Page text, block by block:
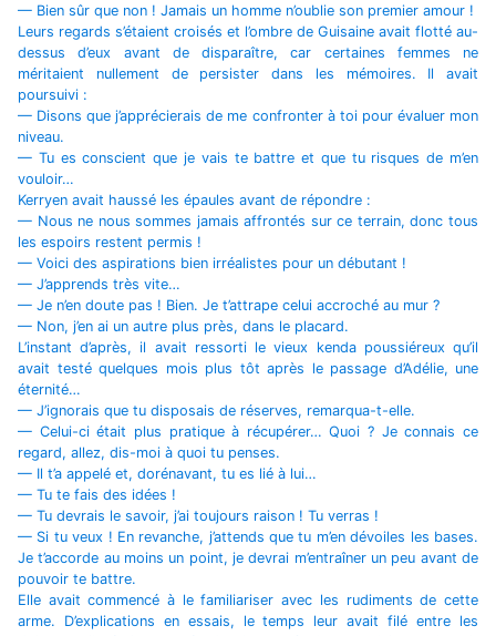
— Bien sûr que non ! Jamais un homme n’oublie son premier amour !
Leurs regards s’étaient croisés et l’ombre de Guisaine avait flotté au-
dessus d’eux avant de disparaître, car certaines femmes ne
méritaient nullement de persister dans les mémoires. Il avait
poursuivi :
— Disons que j’apprécierais de me confronter à toi pour évaluer mon
niveau.
— Tu es conscient que je vais te battre et que tu risques de m’en
vouloir…
Kerryen avait haussé les épaules avant de répondre :
— Nous ne nous sommes jamais affrontés sur ce terrain, donc tous
les espoirs restent permis !
— Voici des aspirations bien irréalistes pour un débutant !
— J’apprends très vite…
— Je n’en doute pas ! Bien. Je t’attrape celui accroché au mur ?
— Non, j’en ai un autre plus près, dans le placard.
L’instant d’après, il avait ressorti le vieux kenda poussiéreux qu’il
avait testé quelques mois plus tôt après le passage d’Adélie, une
éternité…
— J’ignorais que tu disposais de réserves, remarqua-t-elle.
— Celui-ci était plus pratique à récupérer… Quoi ? Je connais ce
regard, allez, dis-moi à quoi tu penses.
— Il t’a appelé et, dorénavant, tu es lié à lui…
— Tu te fais des idées !
— Tu devrais le savoir, j’ai toujours raison ! Tu verras !
— Si tu veux ! En revanche, j’attends que tu m’en dévoiles les bases.
Je t’accorde au moins un point, je devrai m’entraîner un peu avant de
pouvoir te battre.
Elle avait commencé à le familiariser avec les rudiments de cette
arme. D’explications en essais, le temps leur avait filé entre les